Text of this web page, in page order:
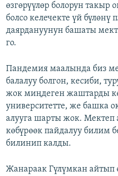
өзгөрүүлөр болорун такыр
болсо келечекте үй бүлөнү
даярдануунун башаты
го.
Пандемия маалында биз
балалуу болгон, кесиби,
жок миңдеген жаштарды
университетте, же башка
алууга шарты жок. Мектеп
көбүрөөк пайдалуу билим
билинип калды.
Жанараак Гүлүмкан айтып